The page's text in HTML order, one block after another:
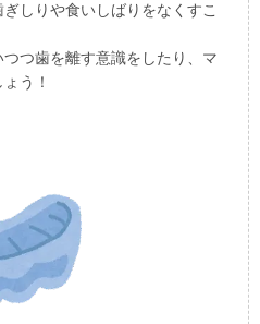
しりや食いしばりをなくすこ
つ歯を離す意識をしたり、マ
う！